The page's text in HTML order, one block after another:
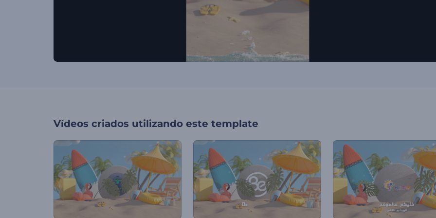
Vídeos criados utilizando este template